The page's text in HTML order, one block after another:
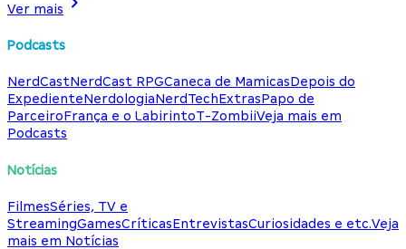
Ver mais
Podcasts
NerdCastNerdCast RPGCaneca de MamicasDepois do
ExpedienteNerdologiaNerdTechExtrasPapo de
ParceiroFrança e o LabirintoT-ZombiiVeja mais em
Podcasts
Notícias
FilmesSéries, TV e
StreamingGamesCríticasEntrevistasCuriosidades e etc.Veja
mais em Notícias